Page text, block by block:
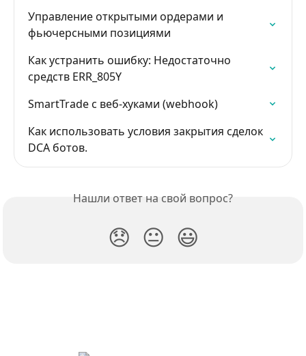
Управление открытыми ордерами и
фьючерсными позициями
Как устранить ошибку: Недостаточно
средств ERR_805Y
SmartTrade с веб-хуками (webhook)
Как использовать условия закрытия сделок
DCA ботов.
Нашли ответ на свой вопрос?
😞 😐 😃